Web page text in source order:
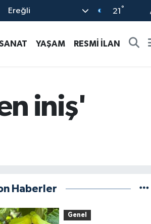
Ereğli 21 °
YAŞAM RESMİ İLAN
iniş'
Haberler
Genel